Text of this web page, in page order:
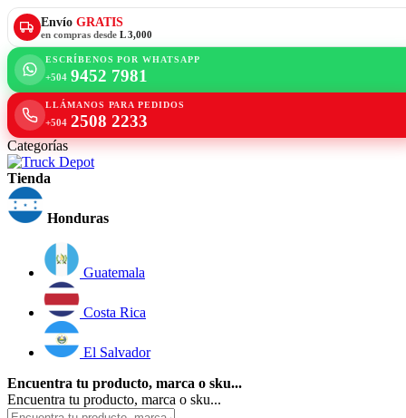
Envío GRATIS
en compras desde L 3,000
ESCRÍBENOS POR WHATSAPP
+504 9452 7981
LLÁMANOS PARA PEDIDOS
+504 2508 2233
Categorías
Tienda
Honduras
Guatemala
Costa Rica
El Salvador
Encuentra tu producto, marca o sku...
Encuentra tu producto, marca o sku...